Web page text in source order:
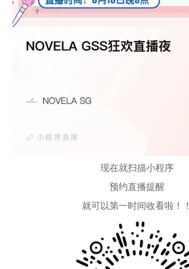
现在就扫描小程序
预约直播提醒
就可以第一时间收看啦！！